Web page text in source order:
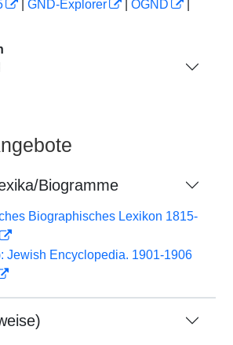
GND-Explorer OGND
Biogramme
Biographisches Lexikon 1815-
Jewish Encyclopedia. 1901-1906